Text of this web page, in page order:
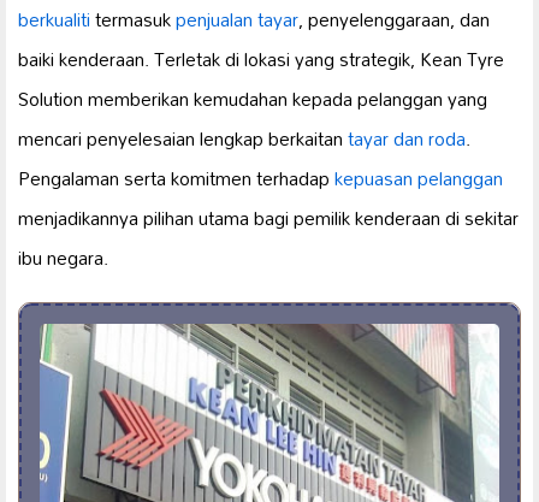
berkualititermasukpenjualan tayar, penyelenggaraan, dan
baiki kenderaan. Terletak di lokasi yang strategik, Kean Tyre
Solution memberikan kemudahan kepada pelanggan yang
mencari penyelesaian lengkap berkaitantayar dan roda.
Pengalaman serta komitmen terhadapkepuasan pelanggan
menjadikannya pilihan utama bagi pemilik kenderaan di sekitar
ibu negara.